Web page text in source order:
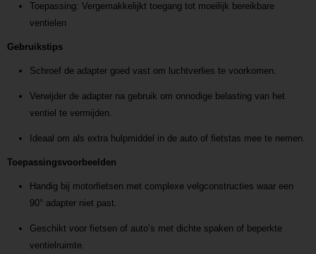
Toepassing: Vergemakkelijkt toegang tot moeilijk bereikbare
ventielen
Gebruikstips
Schroef de adapter goed vast om luchtverlies te voorkomen.
Verwijder de adapter na gebruik om onnodige belasting van het
ventiel te vermijden.
Ideaal om als extra hulpmiddel in de auto of fietstas mee te nemen.
Toepassingsvoorbeelden
Handig bij motorfietsen met complexe velgconstructies waar een
90° adapter niet past.
Geschikt voor fietsen of auto’s met dichte spaken of beperkte
ventielruimte.